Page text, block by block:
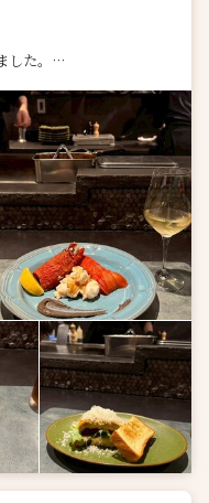
た。
が雑でこだわりを全く感